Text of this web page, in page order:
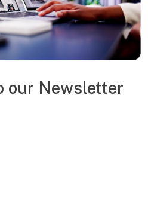
our Newsletter